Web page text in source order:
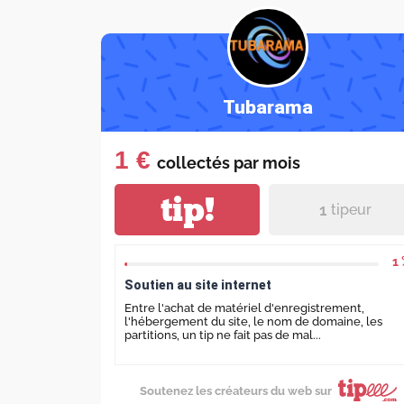
Tubarama
1 € collectés par mois
tip! 1 tipeur
1
Soutien au site internet
Entre l'achat de matériel d'enregistrement,
l'hébergement du site, le nom de domaine, les
partitions, un tip ne fait pas de mal...
Soutenez les créateurs du web sur